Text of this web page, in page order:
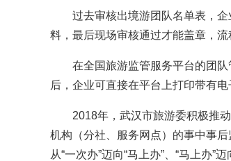
过去审核出境游团队名单表，企
料，最后现场审核通过才能盖章，
在全国旅游监管服务平台的团队
后，企业可直接在平台上打印带有电
2018年，武汉市旅游委积极推动“
机构（分社、服务网点）的事中事
从“一次办”迈向“马上办”、“马上办”